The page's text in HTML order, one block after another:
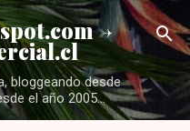
principal ->
bloggeando desde
el año 2005...